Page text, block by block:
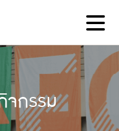
จกรรม